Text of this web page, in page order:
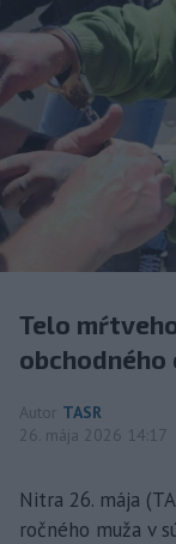
Telo
Autor TASR
26. mája 2026 14:17
Nitra 26. mája
ročného muža v